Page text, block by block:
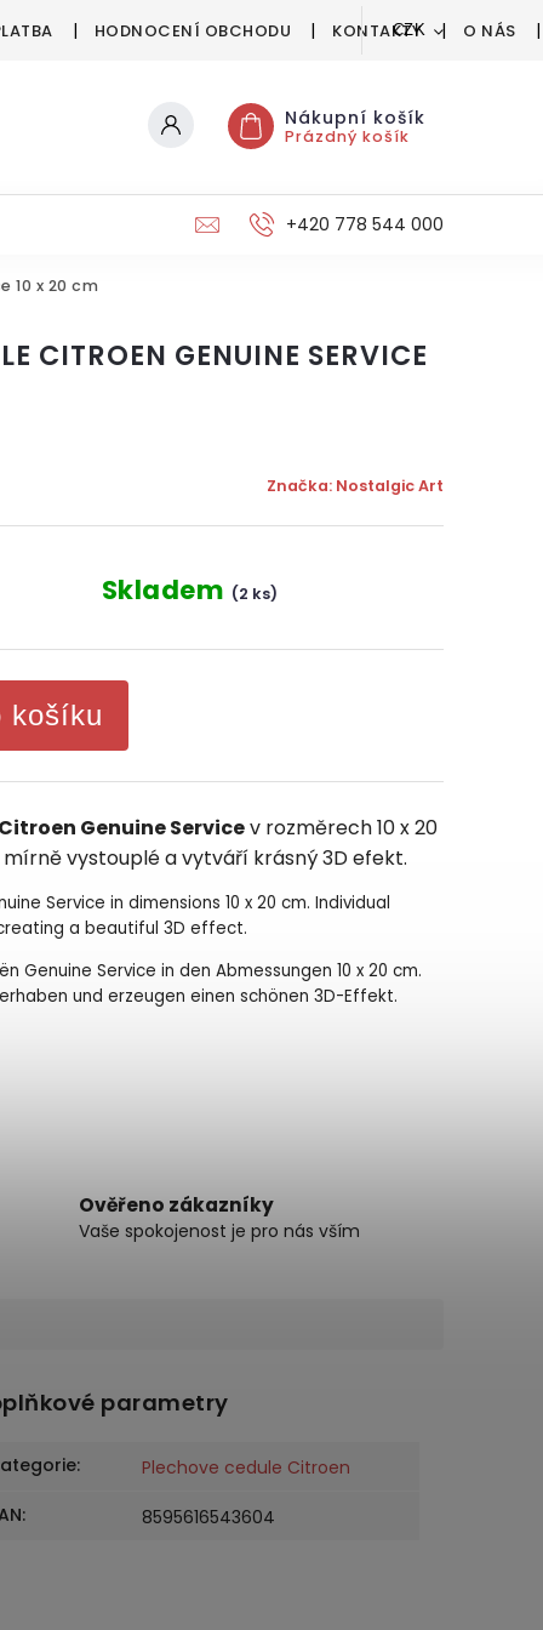
HODNOCENÍ OBCHODU KONTAKTY O NÁS
CZK
Nákupní košík
Prázdný košík
+420 778 544 000
10 x 20 cm
CITROEN GENUINE SERVICE
Značka: Nostalgic Art
Skladem (2 ks)
košíku
Citroen Genuine Servicev rozměrech 10 x 20
vystouplé a vytváří krásný 3D efekt.
Service in dimensions 10 x 20 cm. Individual
a beautiful 3D effect.
Genuine Service in den Abmessungen 10 x 20 cm.
und erzeugen einen schönen 3D-Effekt.
Ověřeno zákazníky
Vaše spokojenost je pro nás vším
parametry
:
Plechove cedule Citroen
: 8595616543604